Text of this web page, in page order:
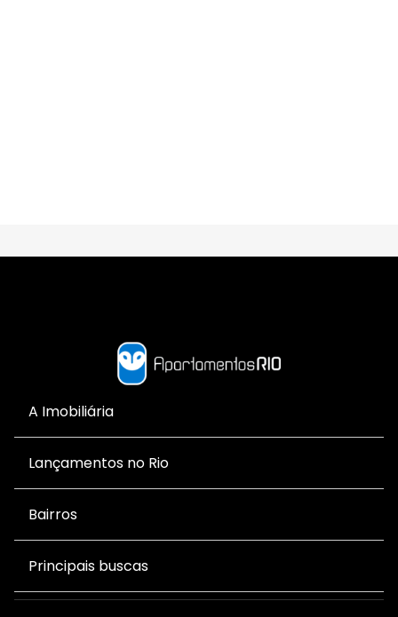
A Imobiliária
Lançamentos no Rio
Bairros
Principais buscas